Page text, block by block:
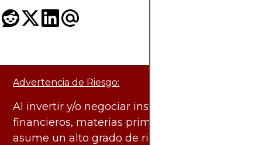
Advertencia de Riesgo:
Al invertir y/o negociar instrumentos
financieros, materias primas y otros activos,
asume un alto grado de riesgo. Existe la